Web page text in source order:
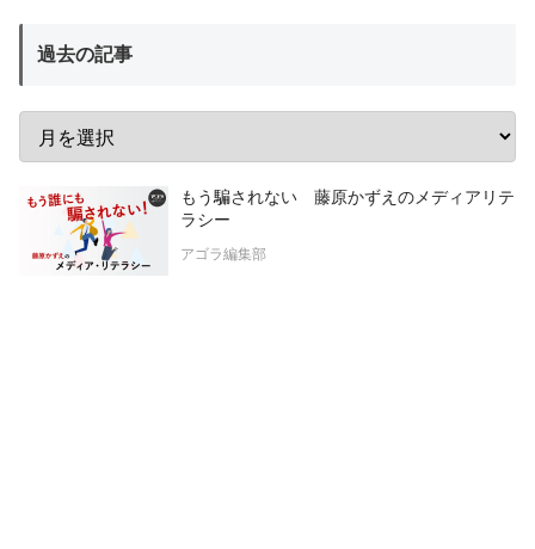
過去の記事
もう騙されない 藤原かずえのメディアリテ
ラシー
アゴラ編集部